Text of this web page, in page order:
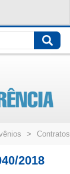
> Contratos
2018